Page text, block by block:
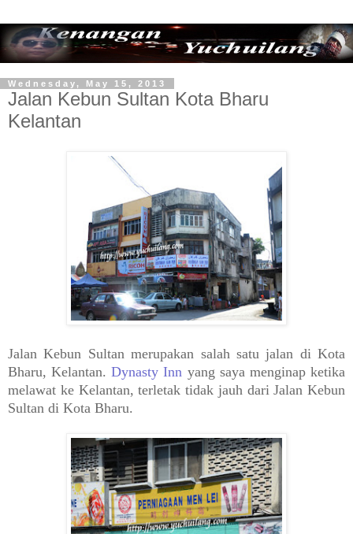
Wednesday, May 15, 2013
Jalan Kebun Sultan Kota Bharu
Kelantan
Jalan Kebun Sultan merupakan salah satu jalan di Kota
Bharu, Kelantan.Dynasty Inn yang saya menginap ketika
melawat ke Kelantan, terletak tidak jauh dari Jalan Kebun
Sultan di Kota Bharu.